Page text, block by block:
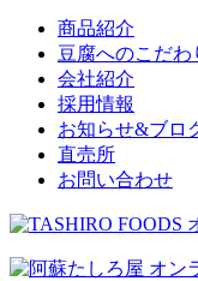
商品紹介
豆腐へのこだわ
会社紹介
採用情報
お知らせ&ブロ
直売所
お問い合わせ
オン